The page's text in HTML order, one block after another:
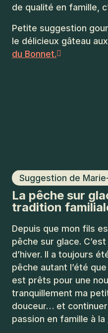
de qualité en famille,
Petite suggestion
le délicieux gâteau
du Bonnet.
Suggestion de
La pêche sur
tradition
Depuis que mon fils
pêche sur glace.
d’hiver. Il a toujours
pêche autant l’été
est prêts pour une
tranquillement ma
douceur… et
passion en famille à la